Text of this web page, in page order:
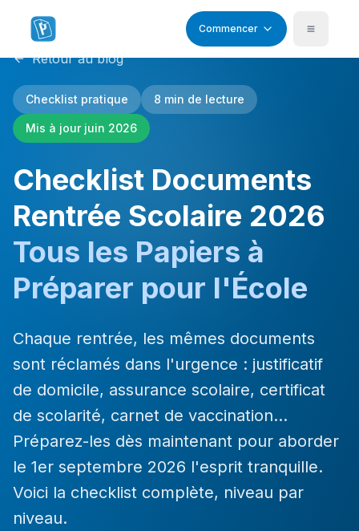
Commencer
Retour au blog
Checklist pratique 8 min de lecture
Mis à jour juin 2026
Checklist Documents
Rentrée Scolaire 2026
Tous les Papiers à
Préparer pour l'École
Chaque rentrée, les mêmes documents
sont réclamés dans l'urgence : justificatif
de domicile, assurance scolaire, certificat
de scolarité, carnet de vaccination…
Préparez-les dès maintenant pour aborder
le 1er septembre 2026 l'esprit tranquille.
Voici la checklist complète, niveau par
niveau.